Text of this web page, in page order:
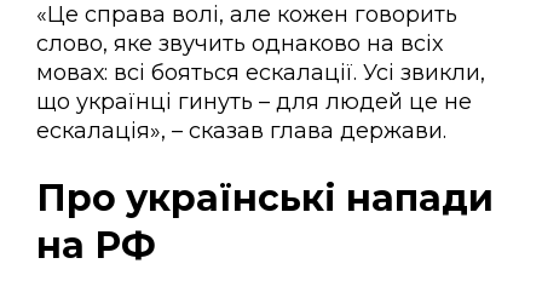
«Це справа волі, але кожен говорить
слово, яке звучить однаково на всіх
мовах: всі бояться ескалації. Усі звикли,
що українці гинуть – для людей це не
ескалація», – сказав глава держави.
Про українські напади
на РФ